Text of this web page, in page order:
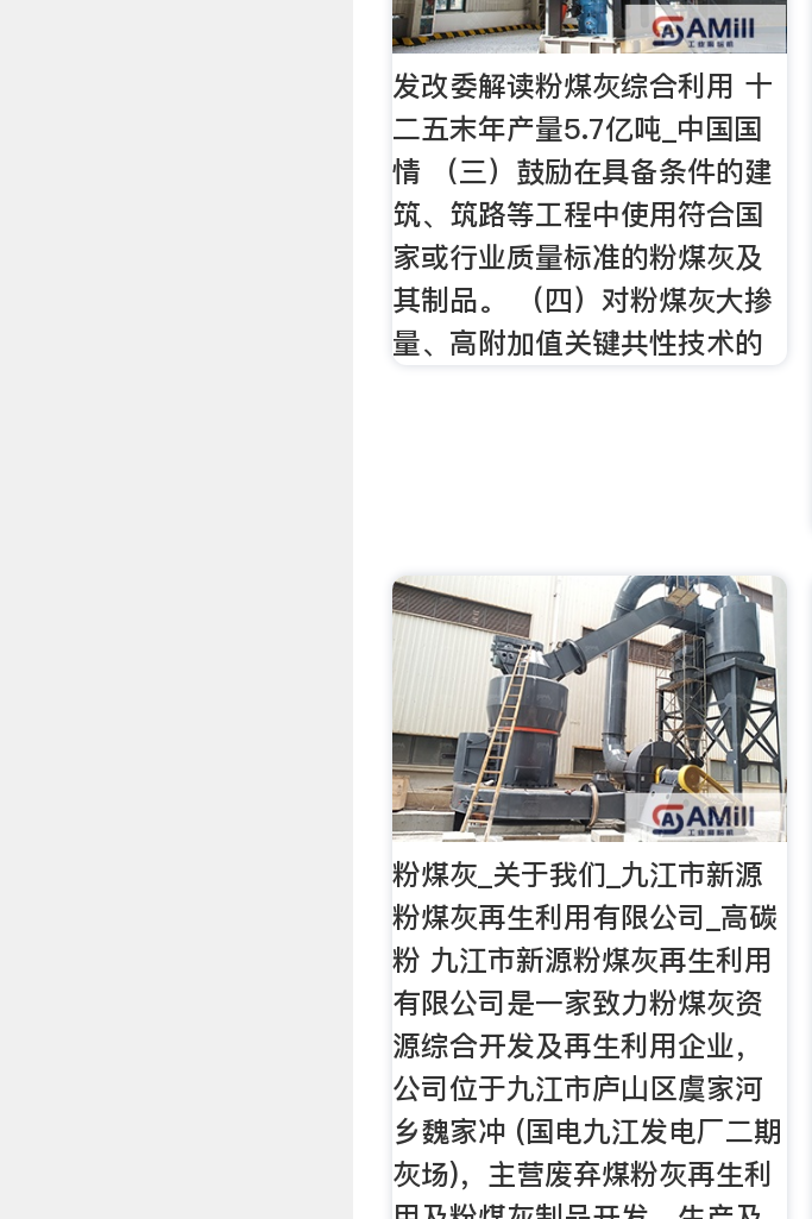
发改委解读粉煤灰综合利用 十
二五末年产量5.7亿吨_中国国
情 （三）鼓励在具备条件的建
筑、筑路等工程中使用符合国
家或行业质量标准的粉煤灰及
其制品。 （四）对粉煤灰大掺
量、高附加值关键共性技术的
粉煤灰_关于我们_九江市新源
粉煤灰再生利用有限公司_高碳
粉 九江市新源粉煤灰再生利用
有限公司是一家致力粉煤灰资
源综合开发及再生利用企业，
公司位于九江市庐山区虞家河
乡魏家冲 (国电九江发电厂二期
灰场)，主营废弃煤粉灰再生利